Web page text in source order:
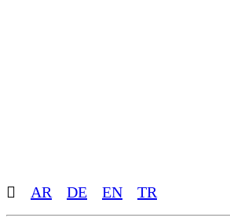
Toggle
Sliding
Bar
AR DE EN TR